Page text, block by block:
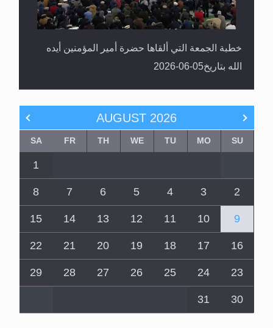
خطبة الجمعة التي ألقاها حضرة أمير المؤمنين أيده
الله بتاريخ05-06-2026
AUGUST 2026
SU
MO
TU
WE
TH
FR
SA
1
2
3
4
5
6
7
8
9
10
11
12
13
14
15
16
17
18
19
20
21
22
23
24
25
26
27
28
29
30
31